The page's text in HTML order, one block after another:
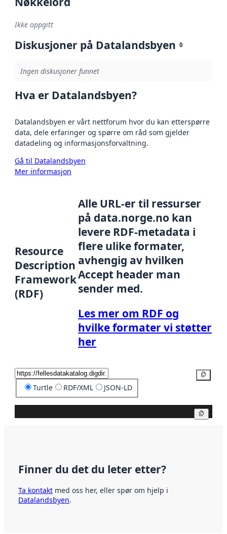
Ikke oppgitt
Diskusjoner på Datalandsbyen 0
Ingen diskusjoner funnet
Hva er Datalandsbyen?
Datalandsbyen er vårt nettforum hvor du kan etterspørre
data, dele erfaringer og spørre om råd som gjelder
datadeling og informasjonsforvaltning.
Gå til Datalandsbyen
Mer informasjon
Resource
Description
Framework
(RDF)
Alle URL-er til ressurser
på data.norge.no kan
levere RDF-metadata i
flere ulike formater,
avhengig av hvilken
Accept header man
sender med.
Les mer om RDF og
hvilke formater vi støtter
her
Turtle RDF/XML JSON-LD
Finner du det du leter etter?
Ta kontakt med oss her, eller spør om hjelp i
Datalandsbyen.